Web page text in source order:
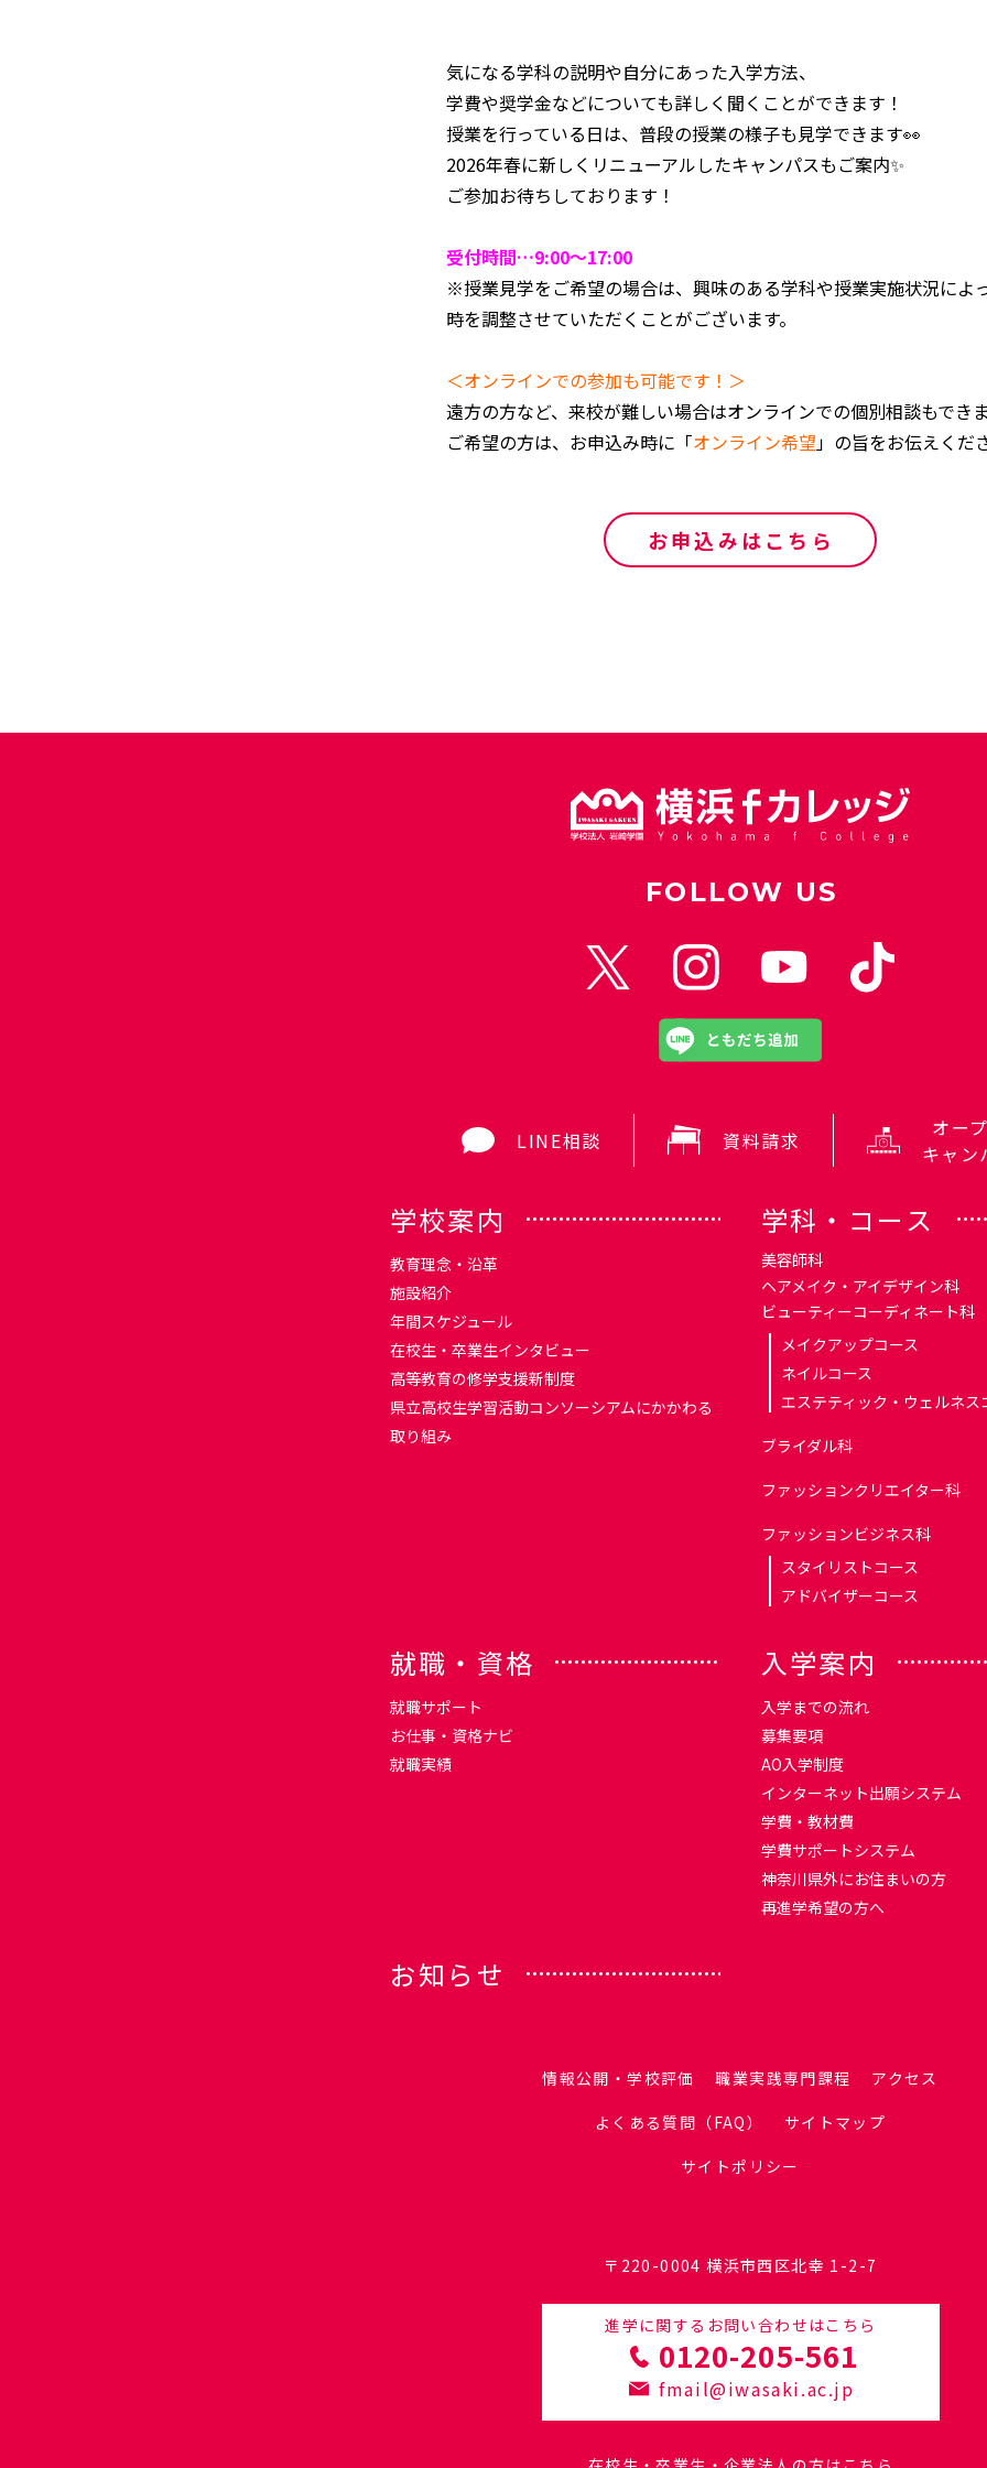
気になる学科の説明や自分にあった入学方法、
学費や奨学金などについても詳しく聞くことができます！
授業を行っている日は、普段の授業の様子も見学できます👀
2026年春に新しくリニューアルしたキャンパスもご案内✨
ご参加お待ちしております！
受付時間…9:00～17:00
※授業見学をご希望の場合は、興味のある学科や授業実施状況によ
時を調整させていただくことがございます。
＜オンラインでの参加も可能です！＞
遠方の方など、来校が難しい場合はオンラインでの個別相談もでき
ご希望の方は、お申込み時に「オンライン希望」の旨をお伝えくだ
お申込みはこちら
FOLLOW US
LINE相談 資料請求
オー
キャン
学校案内
教育理念・沿革
施設紹介
年間スケジュール
在校生・卒業生インタビュー
高等教育の修学支援新制度
県立高校生学習活動コンソーシアムにかかわる
取り組み
学科・コース
美容師科
ヘアメイク・アイデザイン科
ビューティーコーディネート科
メイクアップコース
ネイルコース
エステティック・ウェルネス
ブライダル科
ファッションクリエイター科
ファッションビジネス科
スタイリストコース
アドバイザーコース
就職・資格
就職サポート
お仕事・資格ナビ
就職実績
入学案内
入学までの流れ
募集要項
AO入学制度
インターネット出願システム
学費・教材費
学費サポートシステム
神奈川県外にお住まいの方
再進学希望の方へ
お知らせ
情報公開・学校評価 職業実践専門課程
アクセス
よくある質問（FAQ）
サイトマップ
サイトポリシー
〒220-0004 横浜市西区北幸 1-2-7
進学に関するお問い合わせはこちら
0120-205-561
fmail@iwasaki.ac.jp